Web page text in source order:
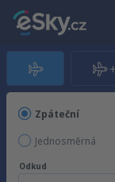
Zpáteční
Jednosměrná
Odkud